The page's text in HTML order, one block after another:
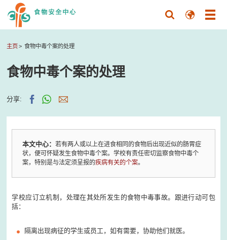
主页 食物中毒个案的处理
食物中毒个案的处理
分享:
本文中心：若有两人或以上在进食相同的食物后出现近似的肠胃症
状，便可怀疑发生食物中毒个案。学校有责任密切监察食物中毒个
案，特别是与法定须呈报的疾病有关的个案。
学校应订立机制，处理在其处所发生的食物中毒事故。跟进行动可包
括：
隔离出现病征的学生或员工，如有需要，协助他们就医。